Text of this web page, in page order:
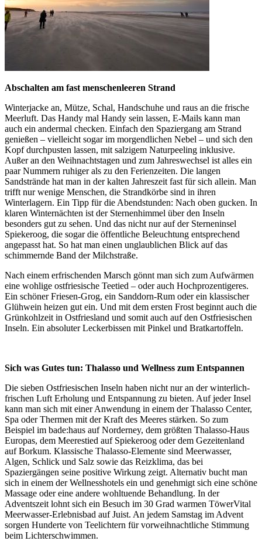
Abschalten am fast menschenleeren Strand
Winterjacke an, Mütze, Schal, Handschuhe und raus an die frische
Meerluft. Das Handy mal Handy sein lassen, E-Mails kann man
auch ein andermal checken. Einfach den Spaziergang am Strand
genießen – vielleicht sogar im morgendlichen Nebel – und sich den
Kopf durchpusten lassen, mit salzigem Naturpeeling inklusive.
Außer an den Weihnachtstagen und zum Jahreswechsel ist alles ein
paar Nummern ruhiger als zu den Ferienzeiten. Die langen
Sandstrände hat man in der kalten Jahreszeit fast für sich allein. Man
trifft nur wenige Menschen, die Strandkörbe sind in ihren
Winterlagern. Ein Tipp für die Abendstunden: Nach oben gucken. In
klaren Winternächten ist der Sternenhimmel über den Inseln
besonders gut zu sehen. Und das nicht nur auf der Sterneninsel
Spiekeroog, die sogar die öffentliche Beleuchtung entsprechend
angepasst hat. So hat man einen unglaublichen Blick auf das
schimmernde Band der Milchstraße.
Nach einem erfrischenden Marsch gönnt man sich zum Aufwärmen
eine wohlige ostfriesische Teetied – oder auch Hochprozentigeres.
Ein schöner Friesen-Grog, ein Sanddorn-Rum oder ein klassischer
Glühwein heizen gut ein. Und mit dem ersten Frost beginnt auch die
Grünkohlzeit in Ostfriesland und somit auch auf den Ostfriesischen
Inseln. Ein absoluter Leckerbissen mit Pinkel und Bratkartoffeln.
Sich was Gutes tun: Thalasso und Wellness zum Entspannen
Die sieben Ostfriesischen Inseln haben nicht nur an der winterlich-
frischen Luft Erholung und Entspannung zu bieten. Auf jeder Insel
kann man sich mit einer Anwendung in einem der Thalasso Center,
Spa oder Thermen mit der Kraft des Meeres stärken. So zum
Beispiel im bade:haus auf Norderney, dem größten Thalasso-Haus
Europas, dem Meerestied auf Spiekeroog oder dem Gezeitenland
auf Borkum. Klassische Thalasso-Elemente sind Meerwasser,
Algen, Schlick und Salz sowie das Reizklima, das bei
Spaziergängen seine positive Wirkung zeigt. Alternativ bucht man
sich in einem der Wellnesshotels ein und genehmigt sich eine schöne
Massage oder eine andere wohltuende Behandlung. In der
Adventszeit lohnt sich ein Besuch im 30 Grad warmen TöwerVital
Meerwasser-Erlebnisbad auf Juist. An jedem Samstag im Advent
sorgen Hunderte von Teelichtern für vorweihnachtliche Stimmung
beim Lichterschwimmen.